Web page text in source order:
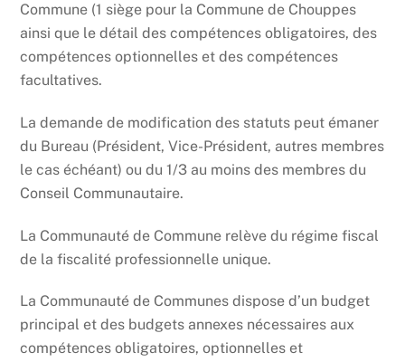
Commune (1 siège pour la Commune de Chouppes
ainsi que le détail des compétences obligatoires, des
compétences optionnelles et des compétences
facultatives.
La demande de modification des statuts peut émaner
du Bureau (Président, Vice-Président, autres membres
le cas échéant) ou du 1/3 au moins des membres du
Conseil Communautaire.
La Communauté de Commune relève du régime fiscal
de la fiscalité professionnelle unique.
La Communauté de Communes dispose d’un budget
principal et des budgets annexes nécessaires aux
compétences obligatoires, optionnelles et